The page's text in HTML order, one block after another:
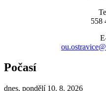
558
Počasí
dnes, pondělí 10. 8. 2026